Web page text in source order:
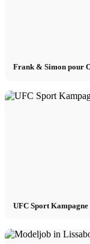
Frank & Simon pour
UFC Sport